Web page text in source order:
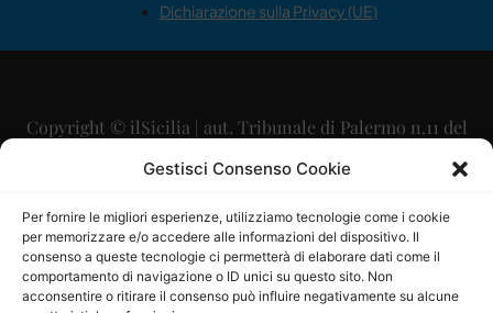
Gestisci Consenso Cookie
Per fornire le migliori esperienze, utilizziamo tecnologie come i cookie
per memorizzare e/o accedere alle informazioni del dispositivo. Il
consenso a queste tecnologie ci permetterà di elaborare dati come il
comportamento di navigazione o ID unici su questo sito. Non
acconsentire o ritirare il consenso può influire negativamente su alcune
Dichiarazione sulla Privacy (UE)
Copyright © ilSicilia | aut. Tribunale di Palermo n.11 del
29/09/2015
Direttore Editoriale: Maurizio Scaglione
Direttore Responsabile: Maria Calabrese